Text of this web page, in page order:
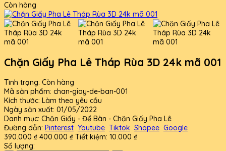
Còn hàng
Chặn Giấy Pha Lê Tháp Rùa 3D 24k mã 001
Tình trạng: Còn hàng
Mã sản phẩm: chan-giay-de-ban-001
Kích thước: Làm theo yêu cầu
Ngày sản xuất: 01/05/2022
Danh mục: Chặn Giấy - Để Bàn - Chặn Giấy Pha Lê
Đường dẫn: Pinterest Youtube Tiktok Shopee Google
390.000 ₫ 400.000 ₫ Tiết kiệm: 10.000 ₫
Số lượng: